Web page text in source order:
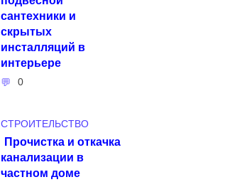
сантехники и
скрытых
инсталляций в
интерьере
0
СТРОИТЕЛЬСТВО
Прочистка и откачка
канализации в
частном доме